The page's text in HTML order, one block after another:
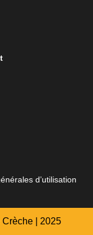
d’utilisation
| 2025